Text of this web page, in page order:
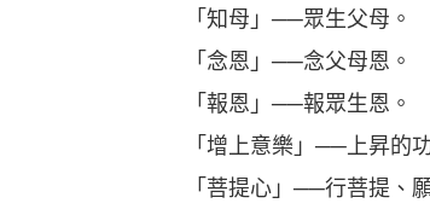
「知母」──眾生父母。
「念恩」──念父母恩。
「報恩」──報眾生恩。
「增上意樂」──上昇的功
「菩提心」──行菩提、願